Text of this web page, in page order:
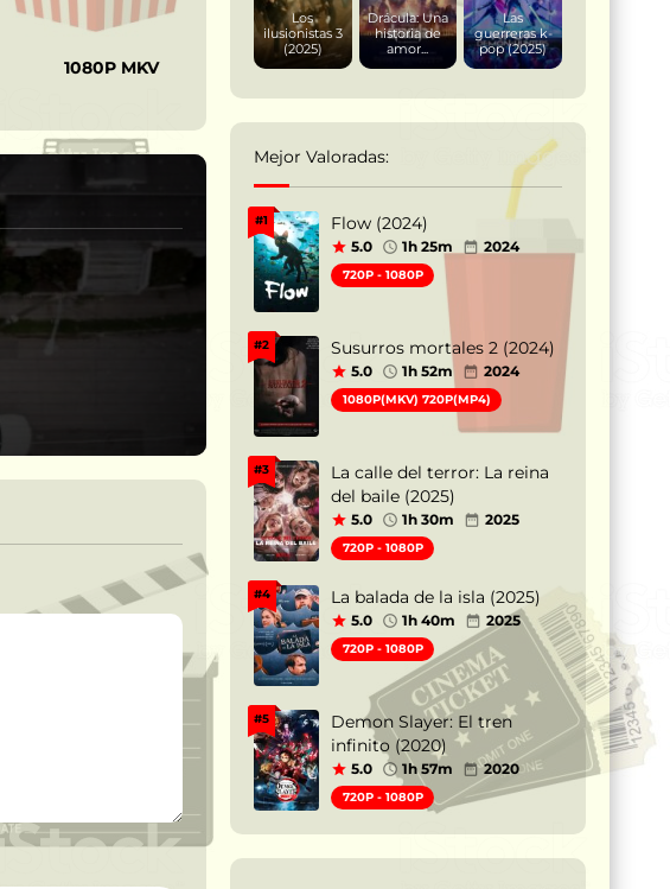
‎ ‎ ‎1080P MKV
Los
ilusionistas 3
(2025)
Drácula: Una
historia de
amor...
Las
guerreras k-
pop (2025)
Mejor Valoradas:
#1 Flow (2024)
5.0 1h 25m 2024
720P - 1080P
#2 Susurros mortales 2 (2024)
5.0 1h 52m 2024
1080P(MKV) 720P(MP4)
#3
La calle del terror: La reina
del baile (2025)
5.0 1h 30m 2025
720P - 1080P
#4 La balada de la isla (2025)
5.0 1h 40m 2025
720P - 1080P
#5
Demon Slayer: El tren
infinito (2020)
5.0 1h 57m 2020
720P - 1080P